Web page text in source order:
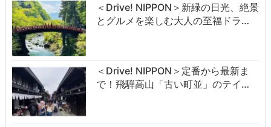
＜Drive! NIPPON＞新緑の日光、絶景
とグルメを楽しむ大人の至福ドラ…
＜Drive! NIPPON＞定番から最新ま
で！飛騨高山「古い町並」のテイ…